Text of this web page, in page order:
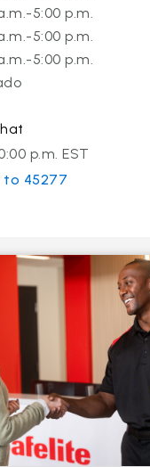
5:00 p.m.
5:00 p.m.
5:00 p.m.
p.m. EST
to 45277